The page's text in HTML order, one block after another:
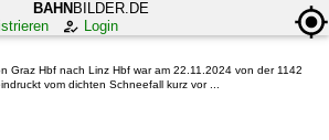
BAHN BILDER.DE
Login
Graz Hbf nach Linz Hbf war am 22.11.2024 von der 1142
vom dichten Schneefall kurz vor ...